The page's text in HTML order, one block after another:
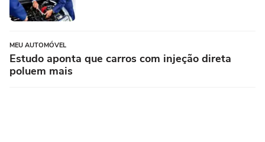
MEU AUTOMÓVEL
Estudo aponta que carros com injeção direta
poluem mais